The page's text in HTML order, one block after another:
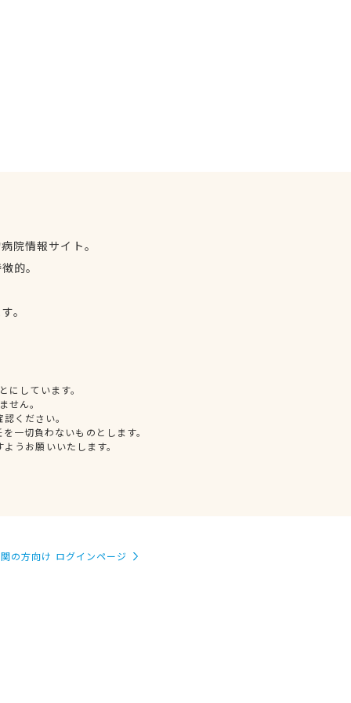
院情報サイト。
的。
。
しています。
せん。
ください。
一切負わないものとします。
うお願いいたします。
の方向け ログインページ